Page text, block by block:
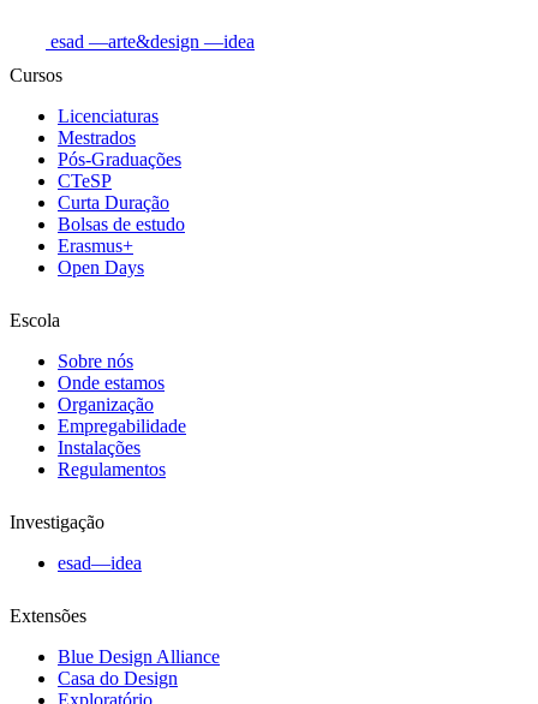
esad —arte&design —idea
Cursos
Licenciaturas
Mestrados
Pós-Graduações
CTeSP
Curta Duração
Bolsas de estudo
Erasmus+
Open Days
Escola
Sobre nós
Onde estamos
Organização
Empregabilidade
Instalações
Regulamentos
Investigação
esad—idea
Extensões
Blue Design Alliance
Casa do Design
Exploratório